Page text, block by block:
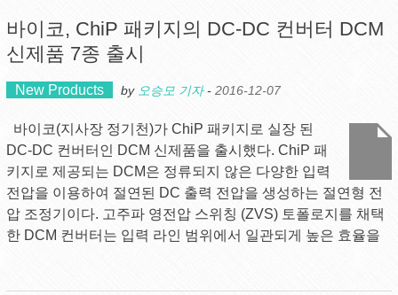
바이코, ChiP 패키지의 DC-DC 컨버터 DCM
신제품 7종 출시
New Products by 오승모 기자- 2016-12-07
바이코(지사장 정기천)가 ChiP 패키지로 실장 된
DC-DC 컨버터인 DCM 신제품을 출시했다. ChiP 패
키지로 제공되는 DCM은 정류되지 않은 다양한 입력
전압을 이용하여 절연된 DC 출력 전압을 생성하는 절연형 전
압 조정기이다. 고주파 영전압 스위칭 (ZVS) 토폴로지를 채택
한 DCM 컨버터는 입력 라인 범위에서 일관되게 높은 효율을